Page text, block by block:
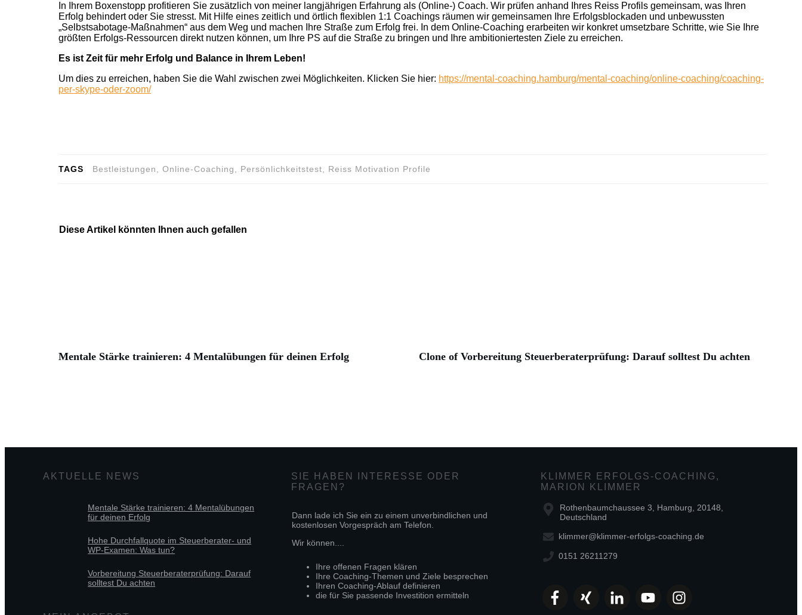
In Ihrem Boxenstopp profitieren Sie zusätzlich von meiner langjährigen Erfahrung als (Online-) Coach. Wir prüfen anhand Ihres Reiss Profils gemeinsam, was Ihren
Erfolg behindert oder Sie stresst. Mit Hilfe eines zeitlich und örtlich flexiblen 1:1 Coachings räumen wir gemeinsamen Ihre Erfolgsblockaden und unbewussten
„Selbstsabotage-Maßnahmen“ aus dem Weg und machen Ihre Straße zum Erfolg frei. In dem Online-Coaching erarbeiten wir konkret umsetzbare Schritte, wie Sie Ihre
größten Erfolgs-Ressourcen direkt nutzen können, um Ihre PS auf die Straße zu bringen und Ihre ambitioniertesten Ziele zu erreichen.
Es ist Zeit für mehr Erfolg und Balance in Ihrem Leben!
Um dies zu erreichen, haben Sie die Wahl zwischen zwei Möglichkeiten. Klicken Sie hier: https://mental-coaching.hamburg/mental-coaching/online-coaching/coaching-
per-skype-oder-zoom/
TAGS Bestleistungen, Online-Coaching, Persönlichkeitstest, Reiss Motivation Profile
Diese Artikel könnten Ihnen auch gefallen
Mentale Stärke trainieren: 4 Mentalübungen für deinen Erfolg Clone of Vorbereitung Steuerberaterprüfung: Darauf solltest Du achten
AKTUELLE NEWS
Mentale Stärke trainieren: 4 Mentalübungen
für deinen Erfolg
Hohe Durchfallquote im Steuerberater- und
WP-Examen: Was tun?
Vorbereitung Steuerberaterprüfung: Darauf
solltest Du achten
SIE HABEN INTERESSE ODER
FRAGEN?
Dann lade ich Sie ein zu einem unverbindlichen und
kostenlosen Vorgespräch am Telefon.
Wir können....
Ihre offenen Fragen klären
Ihre Coaching-Themen und Ziele besprechen
Ihren Coaching-Ablauf definieren
die für Sie passende Investition ermitteln
KLIMMER ERFOLGS-COACHING,
MARION KLIMMER
Rothenbaumchaussee 3, Hamburg, 20148,
Deutschland
klimmer@klimmer-erfolgs-coaching.de
0151 26211279